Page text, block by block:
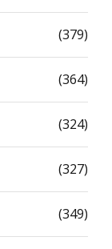
(379)
(364)
(324)
(327)
(349)